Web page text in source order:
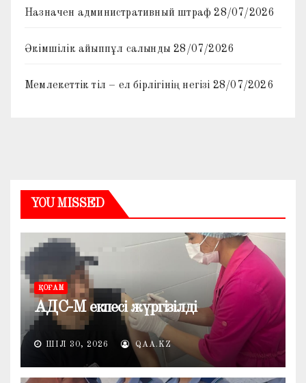
Назначен административный штраф 28/07/2026
Әкімшілік айыппұл салынды 28/07/2026
Мемлекеттік тіл – ел бірлігінің негізі 28/07/2026
YOU MISSED
ҚОҒАМ
АДС-М екпесі жүргізілді
ШІЛ 30, 2026 QAA.KZ